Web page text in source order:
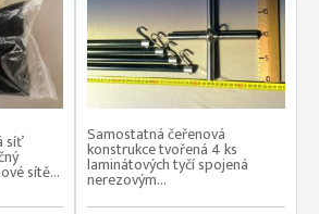
síť
sítě...
Samostatná čeřenová
konstrukce tvořená 4 ks
laminátových tyčí spojená
nerezovým...